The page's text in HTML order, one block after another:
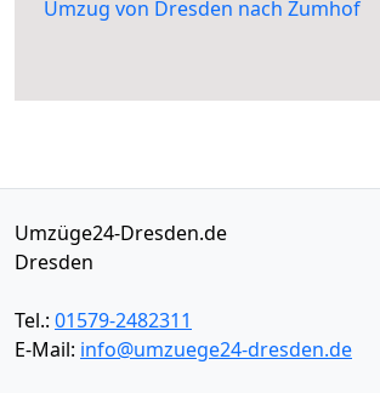
Umzug von Dresden nach Zumhof
Umzüge24-Dresden.de
Dresden
Tel.: 01579-2482311
E-Mail: info@umzuege24-dresden.de